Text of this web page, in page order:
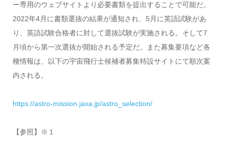
ー専用のウェブサイトより必要書類を提出することで可能だ。
2022年4月に書類選抜の結果が通知され、 5月に英語試験があ
り、英語試験合格者に対して選抜試験が実施される。そして7
月頃から第一次選抜が開始される予定だ。また募集要項など各
種情報は、以下の宇宙飛行士候補者募集特設サイトにて順次案
内される。
https://astro-mission.jaxa.jp/astro_selection/
【参照】※１